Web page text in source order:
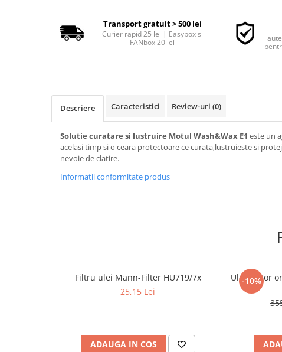
■ Filtre habitaclu
■ Filtre hidraulice
■ Filtre uscator
Transport gratuit > 500 lei
Curier rapid 25 lei | Easybox si
FANbox 20 lei
Descriere Caracteristici Review-uri (0)
Solutie curatare si lustruire Motul Wash&Wax E1 este un
acelasi timp si o ceara protectoare ce curata,lustruieste si
nevoie de clatire.
Informatii conformitate produs
Filtru ulei Mann-Filter HU719/7x
25,15 Lei
ADAUGA IN COS
-10%
Ulei motor